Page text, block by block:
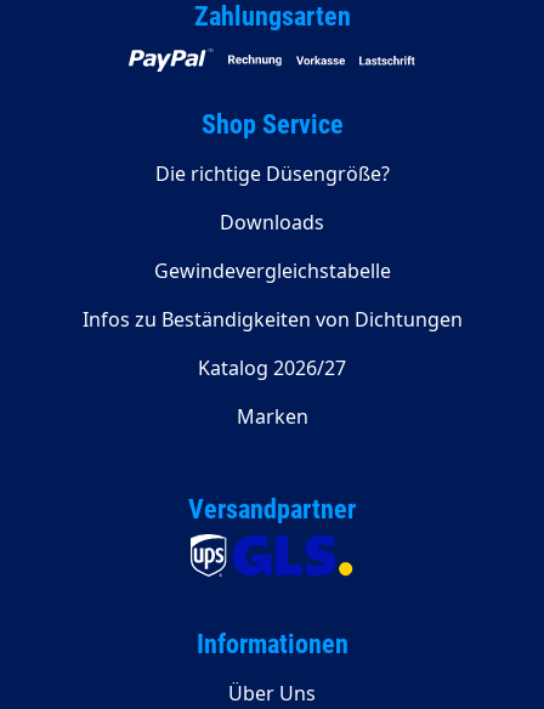
Zahlungsarten
Shop Service
Die richtige Düsengröße?
Downloads
Gewindevergleichstabelle
Infos zu Beständigkeiten von Dichtungen
Katalog 2026/27
Marken
Versandpartner
Informationen
Über Uns